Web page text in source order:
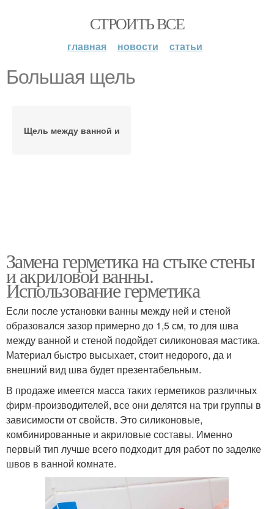
СТРОИТЬ ВСЕ
главная новости статьи
Большая щель
Щель между ванной и
Замена герметика на стыке стены
и акриловой ванны.
Использование герметика
Если после установки ванны между ней и стеной
образовался зазор примерно до 1,5 см, то для шва
между ванной и стеной подойдет силиконовая мастика.
Материал быстро высыхает, стоит недорого, да и
внешний вид шва будет презентабельным.
В продаже имеется масса таких герметиков различных
фирм-производителей, все они делятся на три группы в
зависимости от свойств. Это силиконовые,
комбинированные и акриловые составы. Именно
первый тип лучше всего подходит для работ по заделке
швов в ванной комнате.